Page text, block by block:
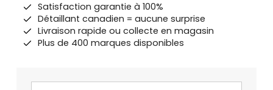
Satisfaction garantie à 100%
Détaillant canadien = aucune surprise
Livraison rapide ou collecte en magasin
Plus de 400 marques disponibles